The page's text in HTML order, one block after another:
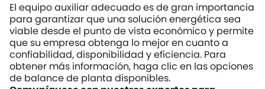
El equipo auxiliar adecuado es de gran importancia
para garantizar que una solución energética sea
viable desde el punto de vista económico y permite
que su empresa obtenga lo mejor en cuanto a
confiabilidad, disponibilidad y eficiencia. Para
obtener más información, haga clic en las opciones
de balance de planta disponibles.